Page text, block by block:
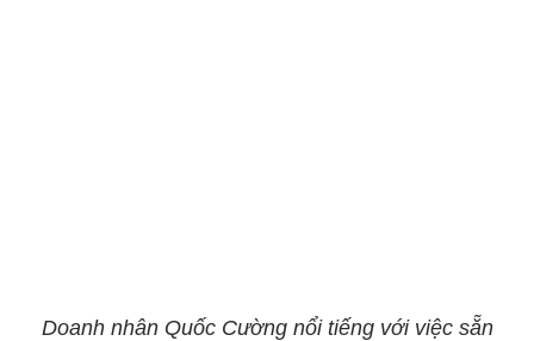
Doanh nhân Quốc Cường nổi tiếng với việc sẵn